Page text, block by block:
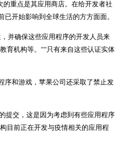
重点是其应用商店。在给开发者社
开始影响到全球生活的方方面面。
并确保这些应用程序的开发人员来
育机构等。““只有来自这些认证实体
序和游戏，苹果公司还采取了禁止发
提交，这是因为考虑到有些应用程序
目前正在开发与疫情相关的应用程